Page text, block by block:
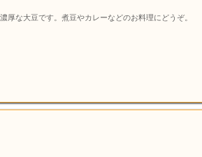
厚な大豆です。煮豆やカレーなどのお料理にどうぞ。